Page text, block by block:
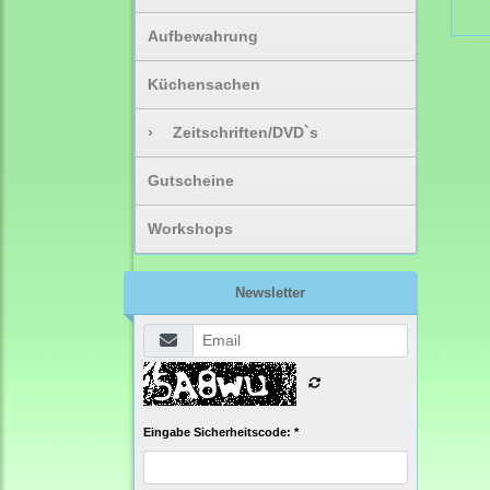
Aufbewahrung
Küchensachen
› Zeitschriften/DVD`s
Gutscheine
Workshops
Newsletter
Eingabe Sicherheitscode: *